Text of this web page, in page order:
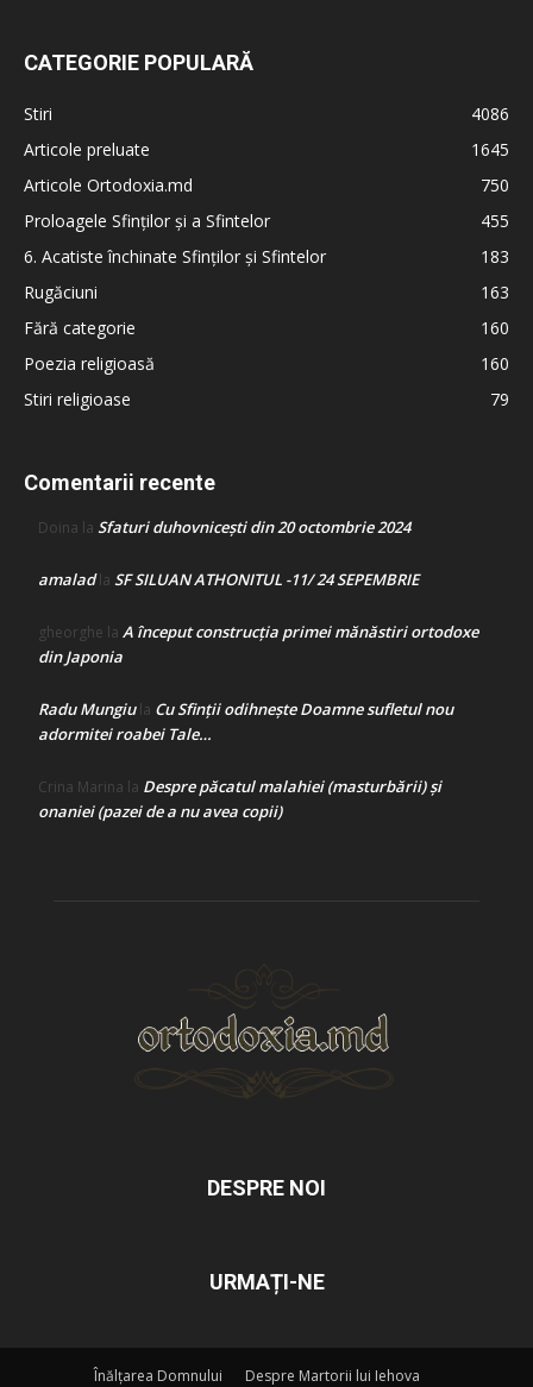
CATEGORIE POPULARĂ
Stiri
4086
Articole preluate
1645
Articole Ortodoxia.md
750
Proloagele Sfinților și a Sfintelor
455
6. Acatiste închinate Sfinților și Sfintelor
183
Rugăciuni
163
Fără categorie
160
Poezia religioasă
160
Stiri religioase
79
Comentarii recente
Doina la Sfaturi duhovnicești din 20 octombrie 2024
amaladla SF SILUAN ATHONITUL -11/ 24 SEPEMBRIE
gheorghe la A început construcţia primei mănăstiri ortodoxe
din Japonia
Radu Mungiula Cu Sfinții odihnește Doamne sufletul nou
adormitei roabei Tale…
Crina Marina la Despre păcatul malahiei (masturbării) şi
onaniei (pazei de a nu avea copii)
DESPRE NOI
URMAȚI-NE
Înălțarea Domnului Despre Martorii lui Iehova